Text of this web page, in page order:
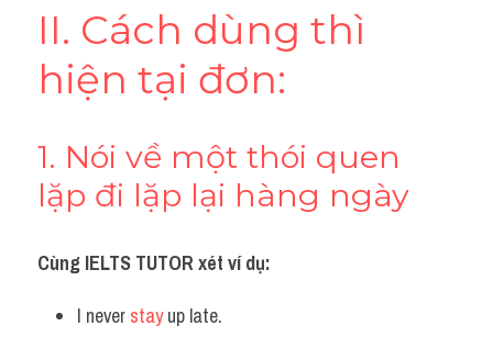
II. Cách dùng thì
hiện tại đơn:
1. Nói về một thói quen
lặp đi lặp lại hàng ngày
Cùng IELTS TUTOR xét ví dụ:
I never stay up late.